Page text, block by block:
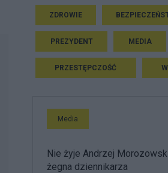
ZDROWIE
PREZYDENT MEDIA
PRZESTĘPCZOŚĆ
Media
Nie żyje Andrzej
żegna dziennikarza